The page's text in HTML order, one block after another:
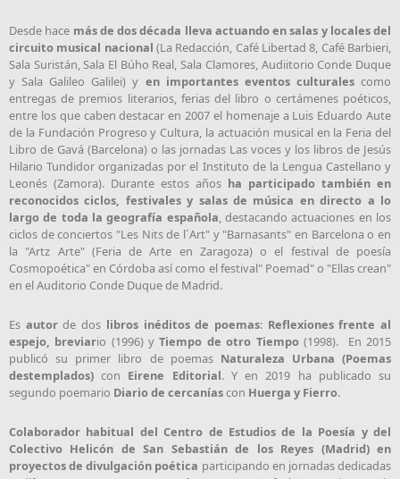
Desde hace más de dos década lleva actuando en salas y locales del
circuito musical nacional (La Redacción, Café Libertad 8, Café Barbieri,
Sala Suristán, Sala El Búho Real, Sala Clamores, Audiitorio Conde Duque
y Sala Galileo Galilei) y en importantes eventos culturalescomo
entregas de premios literarios, ferias del libro o certámenes poéticos,
entre los que caben destacar en 2007 el homenaje a Luis Eduardo Aute
de la Fundación Progreso y Cultura, la actuación musical en la Feria del
Libro de Gavá (Barcelona) o las jornadas Las voces y los libros de Jesús
Hilario Tundidor organizadas por el Instituto de la Lengua Castellano y
Leonés (Zamora). Durante estos años ha participado también en
reconocidos ciclos, festivales y salas de música en directo a lo
largo de toda la geografía española, destacando actuaciones en los
ciclos de conciertos "Les Nits de l´Art" y "Barnasants" en Barcelona o en
la "Artz Arte" (Feria de Arte en Zaragoza) o el festival de poesía
Cosmopoética" en Córdoba así como el festival" Poemad" o "Ellas crean"
en el Auditorio Conde Duque de Madrid.
Es autorde dos libros inéditos de poemas: Reflexiones frente al
espejo, breviario (1996) yTiempo de otro Tiempo (1998). En 2015
publicó su primer libro de poemas Naturaleza Urbana (Poemas
destemplados)con Eirene Editorial. Y en 2019 ha publicado su
segundo poemario Diario de cercaníascon Huerga y Fierro.
Colaborador habitual del Centro de Estudios de la Poesía y del
Colectivo Helicón de San Sebastián de los Reyes (Madrid) en
proyectos de divulgación poética participando en jornadas dedicadas